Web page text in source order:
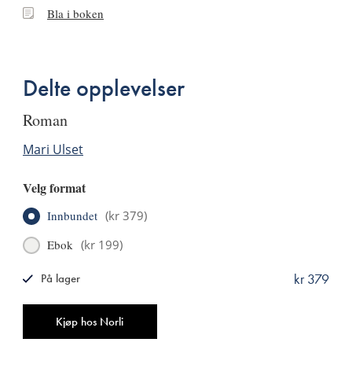
BlaBla i boken
Delte opplevelser
roman
Mari Ulset
Velg format
Innbundet (kr 379)
Ebok (kr 199)
Kjøp hos Norli
kr 379
På lager